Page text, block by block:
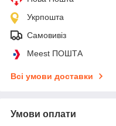
Укрпошта
Самовивіз
Meest ПОШТА
Всі умови доставки
Умови оплати